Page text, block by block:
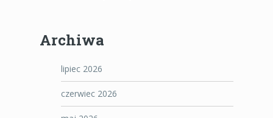
Archiwa
lipiec 2026
czerwiec 2026